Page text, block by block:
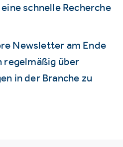
schnelle Recherche
Newsletter am Ende
regelmäßig über
in der Branche zu